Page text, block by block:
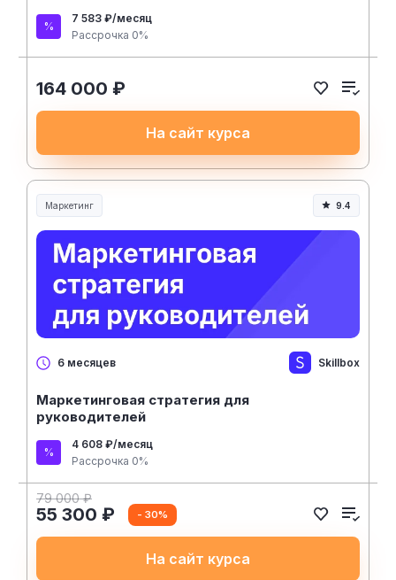
7 583 ₽/месяц
Рассрочка 0%
164 000 ₽
На сайт курса
Маркетинг 9.4
6 месяцев Skillbox
Маркетинговая стратегия для
руководителей
4 608 ₽/месяц
Рассрочка 0%
79 000 ₽
55 300 ₽ - 30%
На сайт курса